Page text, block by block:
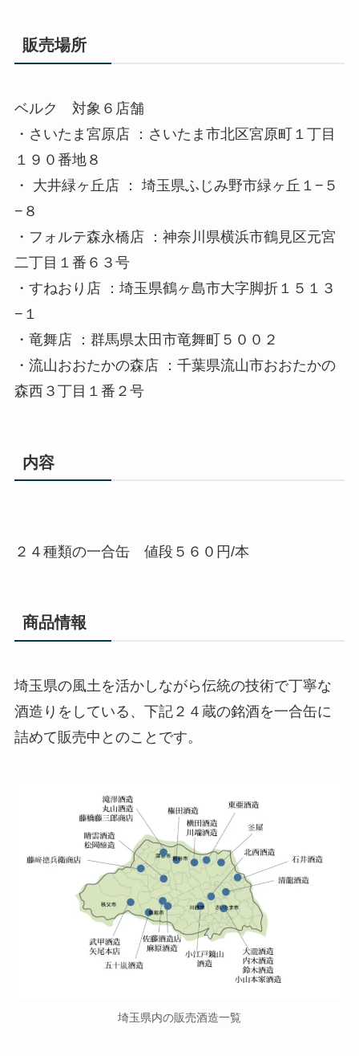
販売場所
ベルク 対象６店舗
・さいたま宮原店 ：さいたま市北区宮原町１丁目
１９０番地８
・ 大井緑ヶ丘店 ： 埼玉県ふじみ野市緑ヶ丘１−５
−８
・フォルテ森永橋店 ：神奈川県横浜市鶴見区元宮
二丁目１番６３号
・すねおり店 ：埼玉県鶴ヶ島市大字脚折１５１３
−１
・竜舞店 ：群馬県太田市竜舞町５００２
・流山おおたかの森店 ：千葉県流山市おおたかの
森西３丁目１番２号
内容
２４種類の一合缶 値段５６０円/本
商品情報
埼玉県の風土を活かしながら伝統の技術で丁寧な
酒造りをしている、下記２４蔵の銘酒を一合缶に
詰めて販売中とのことです。
埼玉県内の販売酒造一覧